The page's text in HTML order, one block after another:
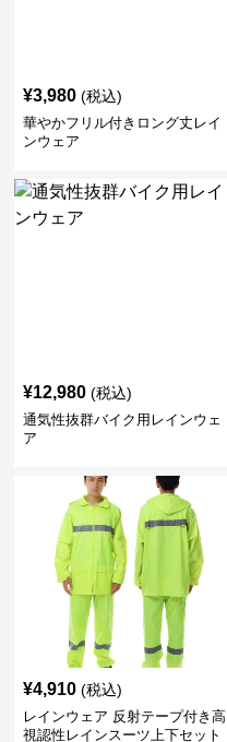
¥3,980 (税込)
華やかフリル付きロング丈レイ
ンウェア
¥12,980 (税込)
通気性抜群バイク用レインウェ
ア
¥4,910 (税込)
レインウェア 反射テープ付き高
視認性レインスーツ上下セット